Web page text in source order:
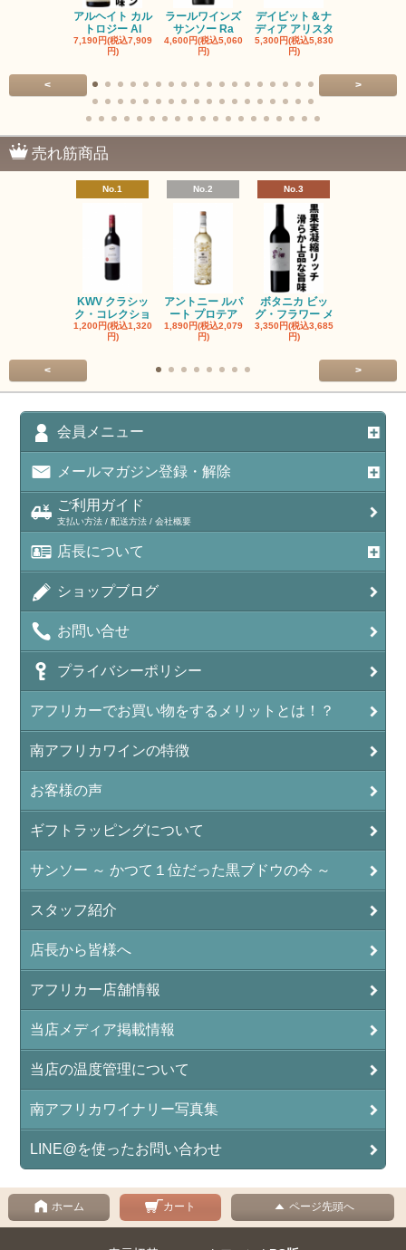
アルヘイト カル
トロジー Al
7,190円(税込7,909
円)
ラールワインズ
サンソー Ra
4,600円(税込5,060
円)
デイビット＆ナ
ディア アリスタ
5,300円(税込5,830
円)
< >
売れ筋商品
No.1
KWV クラシッ
ク・コレクショ
1,200円(税込1,320
円)
No.2
アントニー ルパ
ート プロテア
1,890円(税込2,079
円)
No.3
ボタニカ ビッ
グ・フラワー メ
3,350円(税込3,685
円)
< >
会員メニュー
メールマガジン登録・解除
ご利用ガイド
支払い方法 / 配送方法 / 会社概要
店長について
ショップブログ
お問い合せ
プライバシーポリシー
アフリカーでお買い物をするメリットとは！？
南アフリカワインの特徴
お客様の声
ギフトラッピングについて
サンソー ～ かつて１位だった黒ブドウの今 ～
スタッフ紹介
店長から皆様へ
アフリカー店舗情報
当店メディア掲載情報
当店の温度管理について
南アフリカワイナリー写真集
LINE@を使ったお問い合わせ
ホーム カート ページ先頭へ